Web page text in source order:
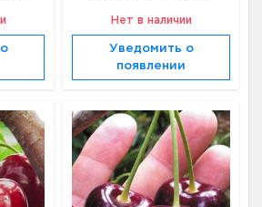
Нет в наличии
Уведомить о
появлении